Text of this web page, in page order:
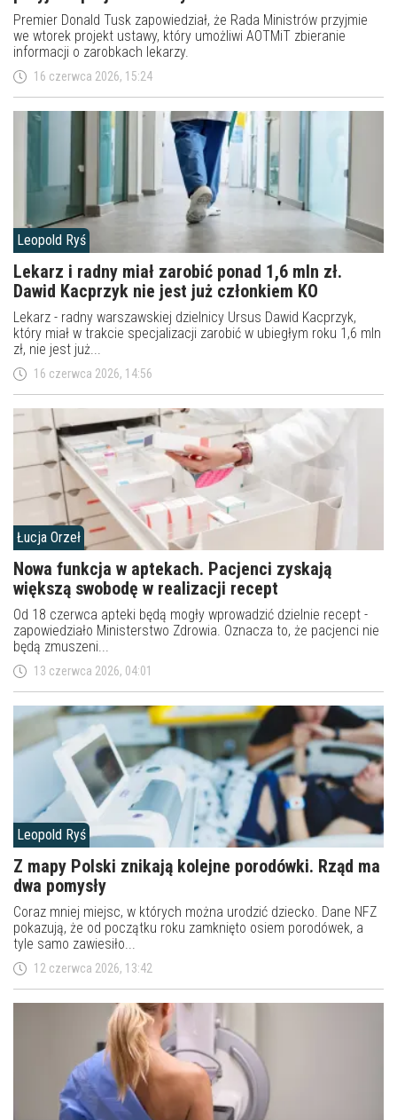
Premier Donald Tusk zapowiedział, że Rada Ministrów przyjmie
we wtorek projekt ustawy, który umożliwi AOTMiT zbieranie
informacji o zarobkach lekarzy.
16 czerwca 2026, 15:24
Leopold Ryś
Lekarz i radny miał zarobić ponad 1,6 mln zł.
Dawid Kacprzyk nie jest już członkiem KO
Lekarz - radny warszawskiej dzielnicy Ursus Dawid Kacprzyk,
który miał w trakcie specjalizacji zarobić w ubiegłym roku 1,6 mln
zł, nie jest już...
16 czerwca 2026, 14:56
Łucja Orzeł
Nowa funkcja w aptekach. Pacjenci zyskają
większą swobodę w realizacji recept
Od 18 czerwca apteki będą mogły wprowadzić dzielnie recept -
zapowiedziało Ministerstwo Zdrowia. Oznacza to, że pacjenci nie
będą zmuszeni...
13 czerwca 2026, 04:01
Leopold Ryś
Z mapy Polski znikają kolejne porodówki. Rząd ma
dwa pomysły
Coraz mniej miejsc, w których można urodzić dziecko. Dane NFZ
pokazują, że od początku roku zamknięto osiem porodówek, a
tyle samo zawiesiło...
12 czerwca 2026, 13:42